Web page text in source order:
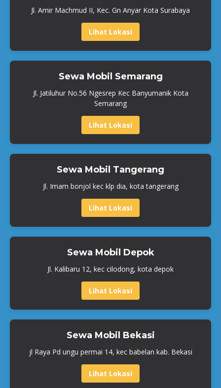
Jl. Amir Machmud II, Kec. Gn Anyar Kota Surabaya
Lihat Lokasi
Sewa Mobil Semarang
Jl. Jatiluhur No.56 Ngesrep Kec Banyumanik Kota
Semarang
Lihat Lokasi
Sewa Mobil Tangerang
Jl. Imam bonjol kec klp dia, kota tangerang
Lihat Lokasi
Sewa Mobil Depok
Jl. Kalibaru 12, kec cilodong, kota depok
Lihat Lokasi
Sewa Mobil Bekasi
jl Raya Pd ungu permai 14, kec babelan kab. Bekasi
Lihat Lokasi